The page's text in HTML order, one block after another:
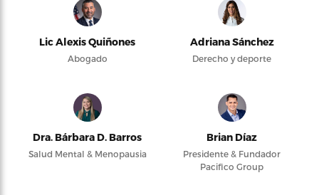
Lic Alexis Quiñones
Abogado
Adriana Sánchez
Derecho y deporte
Dra. Bárbara D. Barros
Salud Mental & Menopausia
Brian Díaz
Presidente & Fundador
Pacifico Group